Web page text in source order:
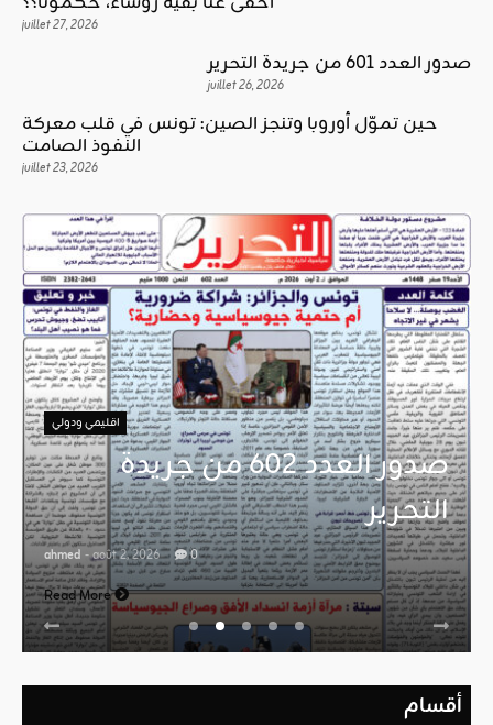
juillet 27, 2026
صدور العدد 601 من جريدة التحرير
juillet 26, 2026
حين تموّل أوروبا وتنجز الصين: تونس في قلب معركة
النفوذ الصامت
juillet 23, 2026
اقليمي ودولي
صدور العدد 602 من جريدة
التحرير
ahmed - août 2, 2026 0
Read More
أقسام